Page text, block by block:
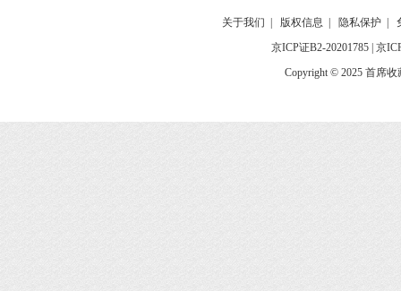
关于我们 版权信息 隐私保护
京ICP证B2-20201785 京
Copyright © 2025 首席收